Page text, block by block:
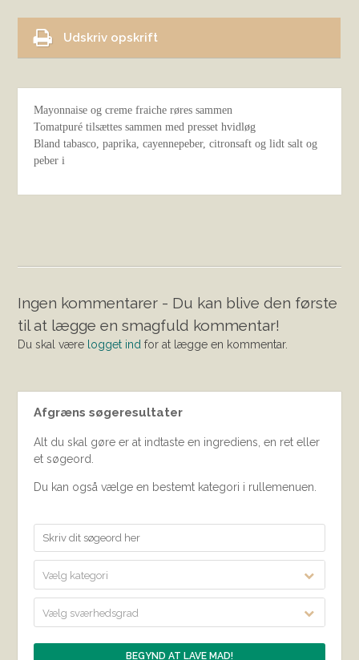
Udskriv opskrift
Mayonnaise og creme fraiche røres sammen
Tomatpuré tilsættes sammen med presset hvidløg
Bland tabasco, paprika, cayennepeber, citronsaft og lidt salt og
peber i
Ingen kommentarer - Du kan blive den første
til at lægge en smagfuld kommentar!
Du skal være logget ind for at lægge en kommentar.
Afgræns søgeresultater
Alt du skal gøre er at indtaste en ingrediens, en ret eller
et søgeord.
Du kan også vælge en bestemt kategori i rullemenuen.
Vælg kategori
Vælg sværhedsgrad